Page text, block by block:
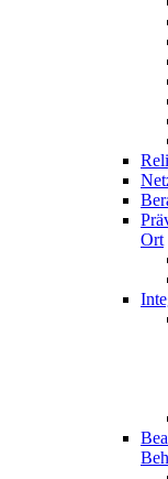
Ort